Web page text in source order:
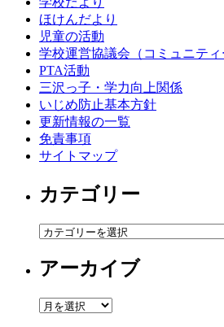
ほけんだより
児童の活動
学校運営協議会（コミュニティ
PTA活動
三沢っ子・学力向上関係
いじめ防止基本方針
更新情報の一覧
免責事項
サイトマップ
カテゴリー
カ
ゴ
ー
アーカイブ
ア